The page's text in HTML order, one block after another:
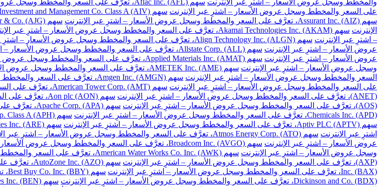
على السعر والمخطط وسجل عروض الأسعار – اشترِ عبر الإنترنت سهم Apartment Investment and Management Co. Class A (AIV)، تعرَّف على السعر والمخطط وسجل عروض الأسعار – اشترِ عبر الإنترنت
سهم Assurant Inc. (AIZ)، تعرَّف على السعر والمخطط وسجل عروض الأسعار – اشترِ عبر الإنترنت
الإنترنت سهم Akamai Technologies Inc. (AKAM)، تعرَّف على السعر والمخطط وسجل عروض الأسعار – اشترِ عبر الإنترنت
– اشترِ عبر الإنترنت سهم Align Technology Inc. (ALGN)، تعرَّف على السعر والمخطط وسجل عروض الأسعار – اشترِ عبر الإنترنت
عروض الأسعار – اشترِ عبر الإنترنت سهم Allstate Corp. (ALL)، تعرَّف على السعر والمخطط وسجل عروض الأسعار – اشترِ عبر الإنترنت
عروض الأسعار – اشترِ عبر الإنترنت سهم Applied Materials Inc. (AMAT)، تعرَّف على السعر والمخطط وسجل عروض الأسعار – اشترِ عبر الإنترنت
وسجل عروض الأسعار – اشترِ عبر الإنترنت سهم AMETEK Inc. (AME)، تعرَّف على السعر والمخطط وسجل عروض الأسعار – اشترِ عبر الإنترنت
السعر والمخطط وسجل عروض الأسعار – اشترِ عبر الإنترنت سهم Amgen Inc. (AMGN)، تعرَّف على السعر والمخطط وسجل عروض الأسعار – اشترِ عبر الإنترنت
على السعر والمخطط وسجل عروض الأسعار – اشترِ عبر الإنترنت سهم American Tower Corp. (AMT)، تعرَّف على السعر والمخطط وسجل عروض الأسعار – اشترِ عبر الإنترنت
(ANET)، تعرَّف على السعر والمخطط وسجل عروض الأسعار – اشترِ عبر الإنترنت
سهم Aon plc (AON)، تعرَّف على السعر والمخطط وسجل عروض الأسعار – اشترِ عبر الإنترنت
(AOS)، تعرَّف على السعر والمخطط وسجل عروض الأسعار – اشترِ عبر الإنترنت
سهم Apache Corp. (APA)، تعرَّف على السعر والمخطط وسجل عروض الأسعار – اشترِ عبر الإنترنت
Chemicals Inc. (APD)، تعرَّف على السعر والمخطط وسجل عروض الأسعار – اشترِ عبر الإنترنت
سهم Amphenol Corp. Class A (APH)، تعرَّف على السعر والمخطط وسجل عروض الأسعار – اشترِ عبر الإنترنت
سهم Aptiv PLC (APTV)، تعرَّف على السعر والمخطط وسجل عروض الأسعار – اشترِ عبر الإنترنت
اشترِ عبر الإنترنت سهم Atmos Energy Corp. (ATO)، تعرَّف على السعر والمخطط وسجل عروض الأسعار – اشترِ عبر الإنترنت
عروض الأسعار – اشترِ عبر الإنترنت سهم Broadcom Inc. (AVGO)، تعرَّف على السعر والمخطط وسجل عروض الأسعار – اشترِ عبر الإنترنت
وسجل عروض الأسعار – اشترِ عبر الإنترنت سهم American Water Works Co. Inc. (AWK)، تعرَّف على السعر والمخطط وسجل عروض الأسعار – اشترِ عبر الإنترنت
(AXP)، تعرَّف على السعر والمخطط وسجل عروض الأسعار – اشترِ عبر الإنترنت
سهم AutoZone Inc. (AZO)، تعرَّف على السعر والمخطط وسجل عروض الأسعار – اشترِ عبر الإنترنت
Inc. (BAX)، تعرَّف على السعر والمخطط وسجل عروض الأسعار – اشترِ عبر الإنترنت
سهم Best Buy Co. Inc. (BBY)، تعرَّف على السعر والمخطط وسجل عروض الأسعار – اشترِ عبر الإنترنت
Dickinson and Co. (BDX)، تعرَّف على السعر والمخطط وسجل عروض الأسعار – اشترِ عبر الإنترنت